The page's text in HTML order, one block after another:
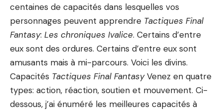
centaines de capacités dans lesquelles vos
personnages peuvent apprendre Tactiques Final
Fantasy: Les chroniques Ivalice. Certains d’entre
eux sont des ordures. Certains d’entre eux sont
amusants mais à mi-parcours. Voici les divins.
Capacités Tactiques Final FantasyVenez en quatre
types: action, réaction, soutien et mouvement. Ci-
dessous, j’ai énuméré les meilleures capacités à